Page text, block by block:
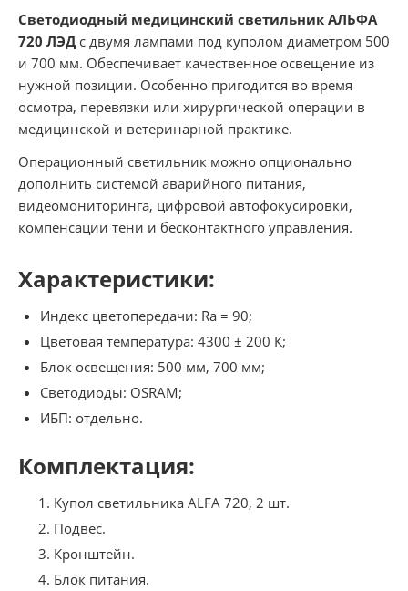
Светодиодный медицинский светильник АЛЬФА
720 ЛЭДс двумя лампами под куполом диаметром 500
и 700 мм. Обеспечивает качественное освещение из
нужной позиции. Особенно пригодится во время
осмотра, перевязки или хирургической операции в
медицинской и ветеринарной практике.
Операционный светильник можно опционально
дополнить системой аварийного питания,
видеомониторинга, цифровой автофокусировки,
компенсации тени и бесконтактного управления.
Характеристики:
Индекс цветопередачи: Ra = 90;
Цветовая температура: 4300 ± 200 К;
Блок освещения: 500 мм, 700 мм;
Светодиоды: OSRAM;
ИБП: отдельно.
Комплектация:
Купол светильника ALFA 720, 2 шт.
Подвес.
Кронштейн.
Блок питания.